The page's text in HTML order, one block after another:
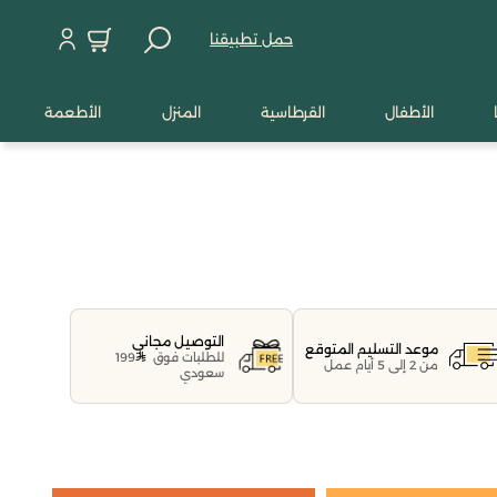
حمل تطبيقنا
الأطفال القرطاسية المنزل الأطعمة
موعد التسليم المتوقع
من 2 إلى 5 أيام عمل
التوصيل مجاني
للطلبات فوق
199
سعودي